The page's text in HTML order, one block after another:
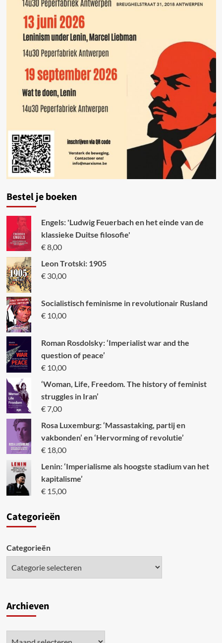
Bestel je boeken
Engels: 'Ludwig Feuerbach en het einde van de
klassieke Duitse filosofie'
€8,00
Leon Trotski: 1905
€30,00
Socialistisch feminisme in revolutionair Rusland
€10,00
Roman Rosdolsky: ‘Imperialist war and the
question of peace’
€10,00
‘Woman, Life, Freedom. The history of feminist
struggles in Iran’
€7,00
Rosa Luxemburg: ‘Massastaking, partij en
vakbonden’ en ‘Hervorming of revolutie’
€18,00
Lenin: ‘Imperialisme als hoogste stadium van het
kapitalisme’
€15,00
Categorieën
Categorieën
Archieven